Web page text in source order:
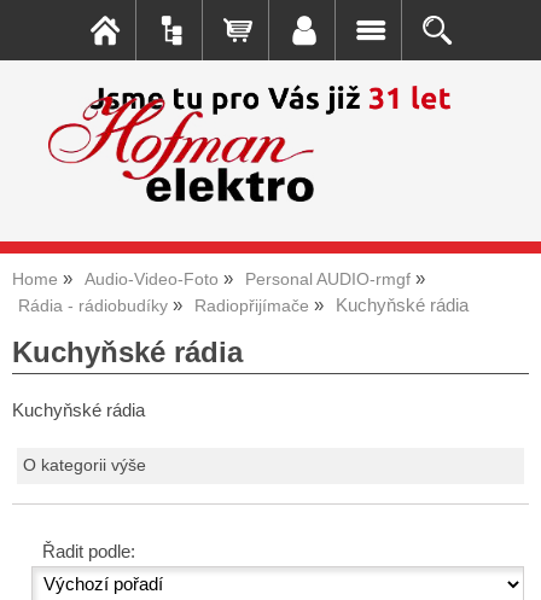
Home Audio-Video-Foto
Personal AUDIO-rmgf
Rádia - rádiobudíky
Radiopřijímače Kuchyňské rádia
Kuchyňské rádia
Kuchyňské rádia
O kategorii výše
Řadit podle: